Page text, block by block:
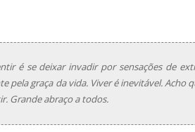
é se deixar invadir por sensações de
pela graça da vida. Viver é inevitável. Acho
Grande abraço a todos.